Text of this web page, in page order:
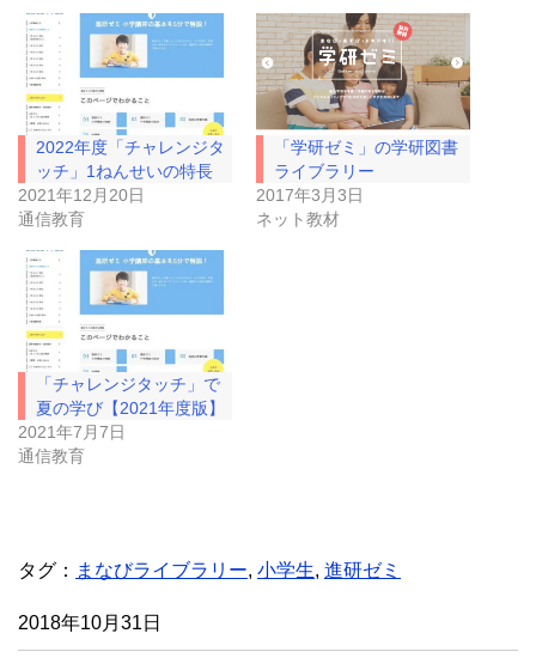
て
w
i
t
t
e
で
共
有
(
新
し
い
ウ
ン
ド
ウ
開
す
)
o
o
k
で
共
す
る
に
は
ク
リ
ッ
て
く
だ
さ
い
新
し
い
ウ
ィ
ン
ド
2022年度「チャレンジタ
ッチ」1ねんせいの特長
2021年12月20日
通信教育
「学研ゼミ」の学研図書
ライブラリー
2017年3月3日
ネット教材
「チャレンジタッチ」で
夏の学び【2021年度版】
2021年7月7日
通信教育
タグ： まなびライブラリー, 小学生, 進研ゼミ
2018年10月31日